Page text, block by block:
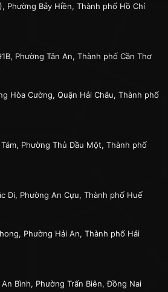
Phường Bảy Hiền, Thành phố Hồ Chí
Phường Tân An, Thành phố Cần Thơ
Hòa Cường, Quận Hải Châu, Thành phố
Phường Thủ Dầu Một, Thành phố
Di, Phường An Cựu, Thành phố Huế
Phường Hải An, Thành phố Hải
An Bình, Phường Trấn Biên, Đồng Nai